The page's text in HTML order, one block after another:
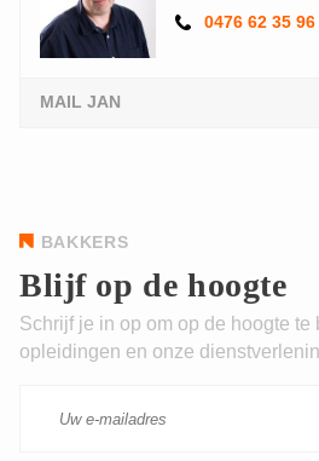
0476 62 35 96
MAIL JAN
Blijf op de hoogte
BAKKERS
Schrijf je in op om op de hoogte te
opleidingen en onze